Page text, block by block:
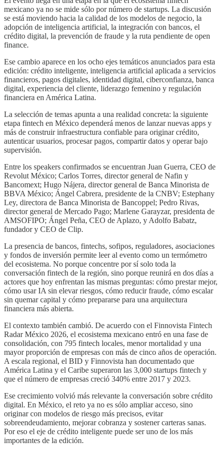
mexicano ya no se mide sólo por número de startups. La discusión
se está moviendo hacia la calidad de los modelos de negocio, la
adopción de inteligencia artificial, la integración con bancos, el
crédito digital, la prevención de fraude y la ruta pendiente de open
finance.
Ese cambio aparece en los ocho ejes temáticos anunciados para esta
edición: crédito inteligente, inteligencia artificial aplicada a servicios
financieros, pagos digitales, identidad digital, ciberconfianza, banca
digital, experiencia del cliente, liderazgo femenino y regulación
financiera en América Latina.
La selección de temas apunta a una realidad concreta: la siguiente
etapa fintech en México dependerá menos de lanzar nuevas apps y
más de construir infraestructura confiable para originar crédito,
autenticar usuarios, procesar pagos, compartir datos y operar bajo
supervisión.
Entre los speakers confirmados se encuentran Juan Guerra, CEO de
Revolut México; Carlos Torres, director general de Nafin y
Bancomext; Hugo Nájera, director general de Banca Minorista de
BBVA México; Ángel Cabrera, presidente de la CNBV; Estephany
Ley, directora de Banca Minorista de Bancoppel; Pedro Rivas,
director general de Mercado Pago; Marlene Garayzar, presidenta de
AMSOFIPO; Ángel Peña, CEO de Aplazo, y Adolfo Babatz,
fundador y CEO de Clip.
La presencia de bancos, fintechs, sofipos, reguladores, asociaciones
y fondos de inversión permite leer al evento como un termómetro
del ecosistema. No porque concentre por sí solo toda la
conversación fintech de la región, sino porque reunirá en dos días a
actores que hoy enfrentan las mismas preguntas: cómo prestar mejor,
cómo usar IA sin elevar riesgos, cómo reducir fraude, cómo escalar
sin quemar capital y cómo prepararse para una arquitectura
financiera más abierta.
El contexto también cambió. De acuerdo con el Finnovista Fintech
Radar México 2026, el ecosistema mexicano entró en una fase de
consolidación, con 795 fintech locales, menor mortalidad y una
mayor proporción de empresas con más de cinco años de operación.
A escala regional, el BID y Finnovista han documentado que
América Latina y el Caribe superaron las 3,000 startups fintech y
que el número de empresas creció 340% entre 2017 y 2023.
Ese crecimiento volvió más relevante la conversación sobre crédito
digital. En México, el reto ya no es sólo ampliar acceso, sino
originar con modelos de riesgo más precisos, evitar
sobreendeudamiento, mejorar cobranza y sostener carteras sanas.
Por eso el eje de crédito inteligente puede ser uno de los más
importantes de la edición.